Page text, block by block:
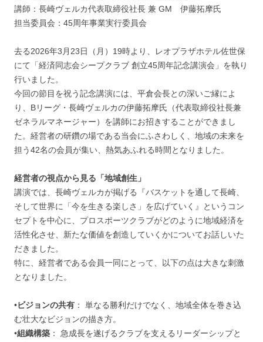
講師：長崎ヴェルカ代表取締役社長 兼 GM 伊藤拓摩氏
担当委員会：45周年事業実行委員会
去る2026年3月23日（月）19時より、レオプラザホテル佐世保
にて「経済同志会シープクラブ 創立45周年記念講演会」を執り
行いました。
今回の節目を祝う記念講演には、平倉会長との深いご縁によ
り、Bリーグ・長崎ヴェルカの伊藤拓摩氏（代表取締役社長兼
ゼネラルマネージャー）を講師にお招きすることができまし
た。経営者の研鑽の場である当会にふさわしく、地域の未来を
担う42名の会員が集い、熱気あふれる時間となりました。
経営者の視点から見る「地域創生」
講演では、長崎ヴェルカが掲げる『バスケットを通して長崎、
そして世界に「今を生きる楽しさ」を広げていく』というコン
セプトを中心に、プロスポーツクラブがどのように地域経済を
活性化させ、新たな価値を創造していくかについてお話しいた
だきました。
特に、経営者である会員一同にとって、以下の点は大きな刺激
となりました。
•ビジョンの共有 ： 単なる勝利だけでなく、地域全体を巻き込
む壮大なビジョンの描き方。
•組織構築 ： 急成長を遂げるクラブを支えるリーダーシップと